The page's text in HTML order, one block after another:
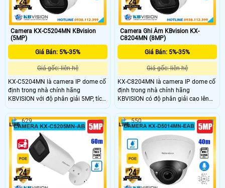
cầu an ninh ngoài trời.
Camera KX-C5204MN KBvision
(5MP)
Giá Bán: 5%-35%
Giá gốc: liên hệ
KX-C5204MN là camera IP dome cố
định trong nhà chính hãng
KBVISION với độ phân giải 5MP, tích
hợp hồng ngoại tầm xa 40m và mic
ghi âm. Camera hỗ trợ khe cắm thẻ
nhớ lên đến 256GB, khả năng phân
biệt người và xe, cùng công nghệ
POE tiện lợi. Với thiết kế vỏ kim loại
bền bỉ và giá thành rẻ, đây là lựa
chọn lý tưởng cho giải pháp giám
sát chất lượng.
Camera Ghi Âm KBvision KX-
C8204MN (8MP)
Giá Bán: 5%-35%
Giá gốc: liên hệ
KX-C8204MN là camera IP dome cố
định trong nhà chính hãng
KBVISION có độ phân giải cao lên
đến 8MP cho hình ảnh sắc nét.
Camera tích hợp hồng ngoại 40m,
mic ghi âm, khe cắm thẻ nhớ lên
đến 256GB và công nghệ phân biệt
người, xe thông minh. Hỗ trợ POE,
vỏ kim loại chắc chắn, camera KX-
C8204MN là lựa chọn giá rẻ, chất
lượng cao cho giải pháp giám sát
an ninh.
629 550